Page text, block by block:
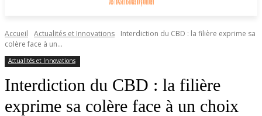
Accueil Actualités et Innovations
Interdiction du CBD : la filière exprime sa
colère face à un...
Actualités et Innovations
Interdiction du CBD : la filière
exprime sa colère face à un choix